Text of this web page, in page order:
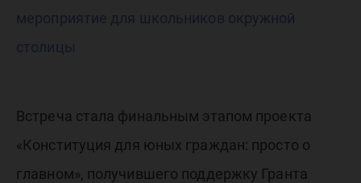
столицы
Встреча стала финальным этапом проекта
«Конституция для юных граждан: просто о
главном», получившего поддержку Гранта